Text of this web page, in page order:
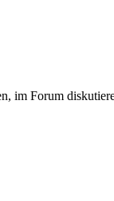
im Forum